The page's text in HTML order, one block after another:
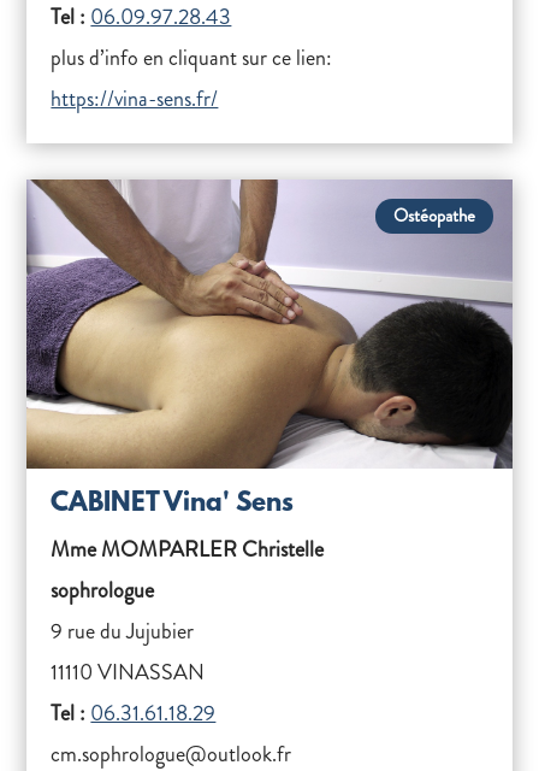
Tel : 06.09.97.28.43
plus d’info en cliquant sur ce lien:
https://vina-sens.fr/
Ostéopathe
CABINET Vina' Sens
Mme MOMPARLER Christelle
sophrologue
9 rue du Jujubier
11110 VINASSAN
Tel : 06.31.61.18.29
cm.sophrologue@outlook.fr